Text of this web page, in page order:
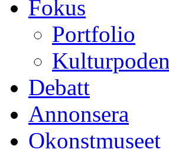
Fokus
Portfolio
Kulturpoden
Debatt
Annonsera
Okonstmuseet